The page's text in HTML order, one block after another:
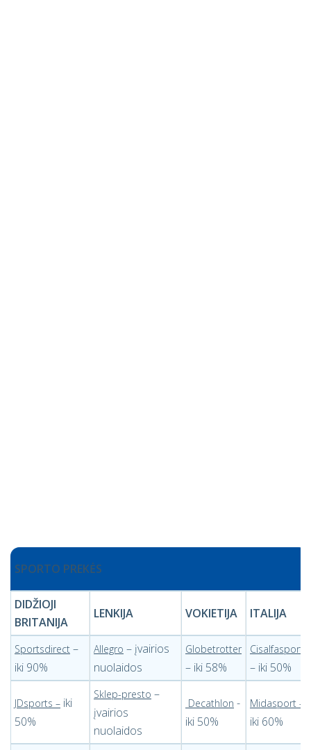
SPORTO PREKĖS
DIDŽIOJI
BRITANIJA
LENKIJA VOKIETIJA ITALIJA
Sportsdirect –
iki 90%
Allegro – įvairios
nuolaidos
Globetrotter
– iki 58%
Cisalfasport
– iki 50%
JDsports – iki
50%
Sklep-presto –
įvairios
nuolaidos
Decathlon -
iki 50%
Midasport -
iki 60%